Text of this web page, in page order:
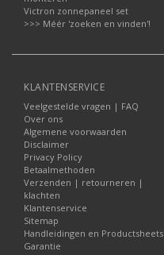
Victron zonnepaneel set
>>> Méér 'zoeken en vinden'!
KLANTENSERVICE
Veelgestelde vragen | FAQ
Over ons
Algemene voorwaarden
Disclaimer
Privacy Policy
Betaalmethoden
Verzenden | retourneren |
klachten
Klantenservice
Sitemap
Handleidingen en Productsheets
Garantie